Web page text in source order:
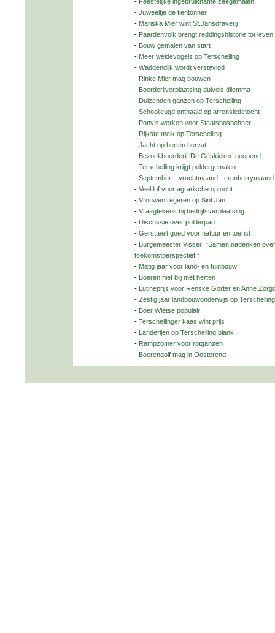
- Juweeltje de tientonner
- Mariska Mier wint St.Jansdraverij
- Paardenvolk brengt reddingshistorie tot leven
- Bouw gemalen van start
- Meer weidevogels op Terschelling
- Waddendijk wordt verstevigd
- Rinke Mier mag bouwen
- Boerderijverplaatsing duivels dilemma
- Duizenden ganzen op Terschelling
- Schooljeugd onthaald op arrensledetocht
- Pony’s werken voor Staatsbosbeheer
- Rijkste melk op Terschelling
- Jacht op herten hervat
- Bezoekboerderij ‘De Gèskieker’ geopend
- Terschelling krijgt poldergemalen
- September – vruchtmaand - cranberrymaand
- Veel lof voor agrarische optocht
- Vrouwen regeren op Sint Jan
- Vraagtekens bij bedrijfsverplaatsing
- Discussie over polderpad
- Gerstteelt goed voor natuur en toerist
- Burgemeester Visser: “Samen nadenken
toekomstperspectief.”
- Matig jaar voor land- en tuinbouw
- Boeren niet blij met herten
- Lutineprijs voor Renske Gorter en Anne
- Zestig jaar landbouwonderwijs op Terschelling
- Boer Wietse populair
- Terschellinger kaas wint prijs
- Landerijen op Terschelling blank
- Rampzomer voor rotganzen
- Boerengolf mag in Oosterend